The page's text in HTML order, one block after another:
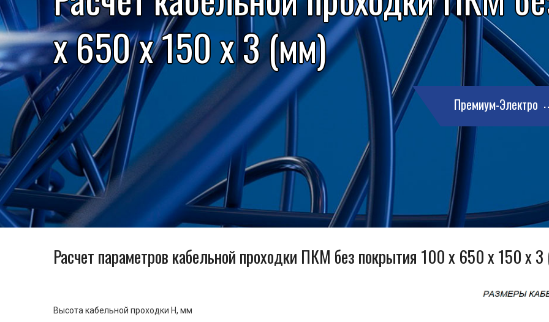
x 650 x 150 x 3 (мм)
Премиум-Электро
Расчет параметров кабельной проходки ПКМ без покрытия 100 x 650 x 150 x
Высота кабельной проходки H, мм